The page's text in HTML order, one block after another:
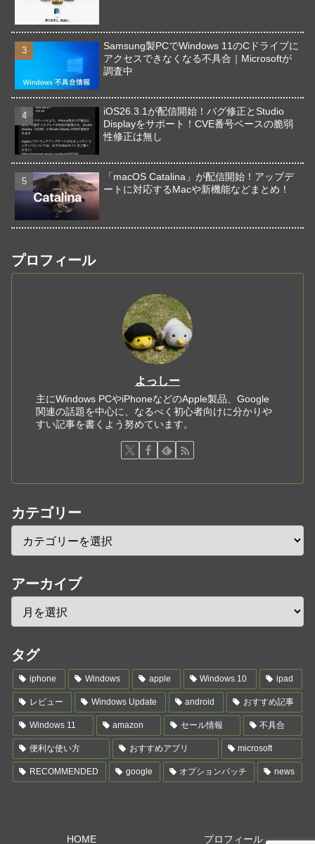
Samsung製PCでWindows 11のCドライブに
アクセスできなくなる不具合｜Microsoftが
調査中
iOS26.3.1が配信開始！バグ修正とStudio
Displayをサポート！CVE番号ベースの脆弱
性修正は無し
「macOS Catalina」が配信開始！アップデ
ートに対応するMacや新機能などまとめ！
プロフィール
よっしー
主にWindows PCやiPhoneなどのApple製品、Google
関連の話題を中心に、なるべく初心者向けに分かりや
すい記事を書くよう努めています。
カテゴリー
アーカイブ
タグ
iphone Windows apple Windows 10 ipad
レビュー Windows Update android おすすめ記事
Windows 11 amazon セール情報 不具合
便利な使い方 おすすめアプリ microsoft
RECOMMENDED google オプションパッチ news
HOME プロフィール